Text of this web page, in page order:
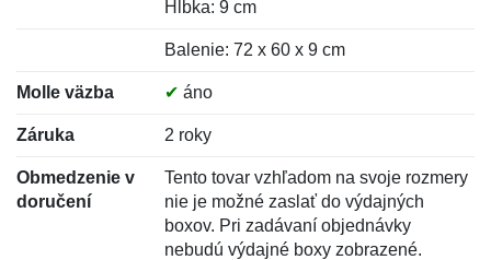
Hĺbka: 9 cm
Balenie: 72 x 60 x 9 cm
Molle väzba ✔ áno
Záruka 2 roky
Obmedzenie v
doručení
Tento tovar vzhľadom na svoje rozmery
nie je možné zaslať do výdajných
boxov. Pri zadávaní objednávky
nebudú výdajné boxy zobrazené.